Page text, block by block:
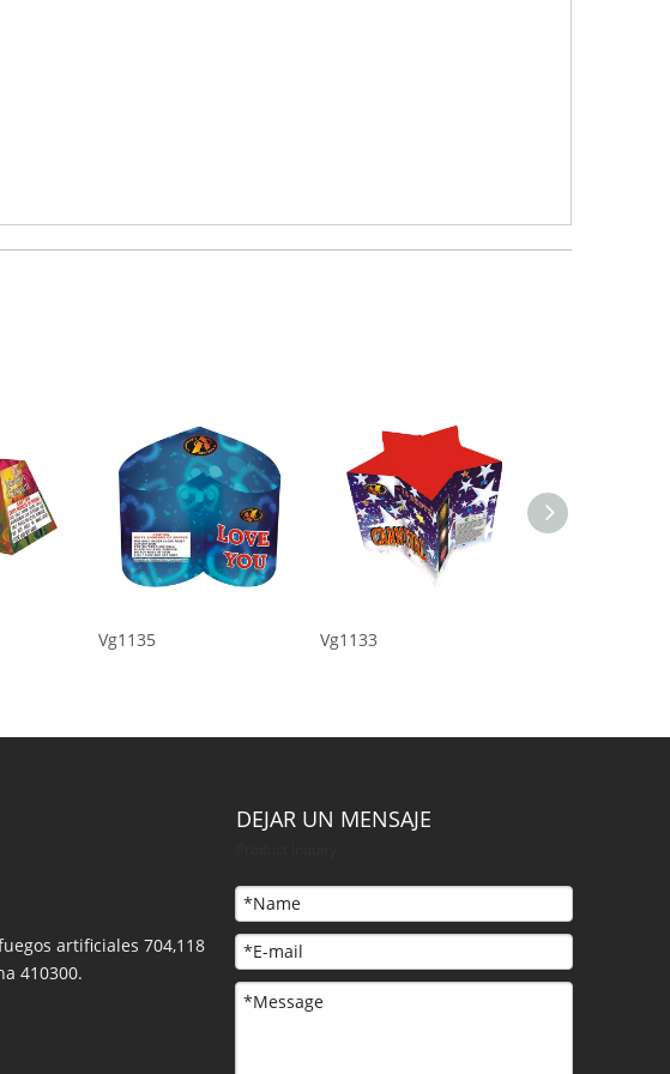
artificiales 704,118
410300.
DEJAR UN MENSAJE